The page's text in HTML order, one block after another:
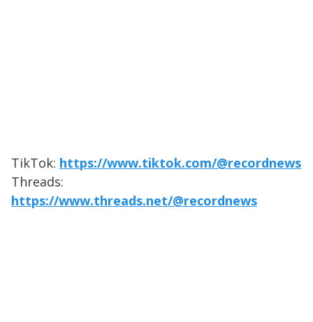
TikTok: https://www.tiktok.com/@recordnews
Threads:
https://www.threads.net/@recordnews